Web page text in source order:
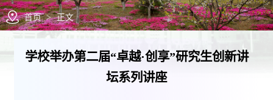
首页 > 正文
学校举办第二届“卓越·创享”研究生创新讲
坛系列讲座